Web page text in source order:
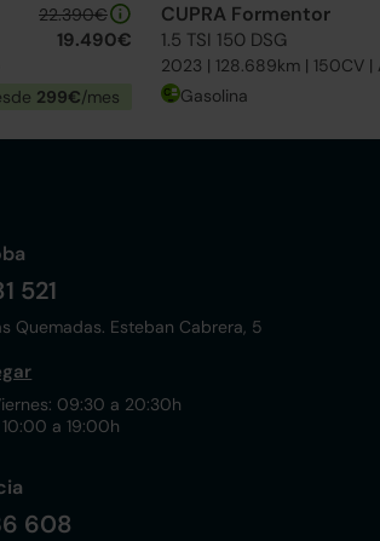
22.390€
19.490€
299€/mes
CUPRA Formentor
1.5 TSI 150 DSG
2023 | 128.689km | 150CV
Gasolina
521
Quemadas. Esteban Cabrera, 5
09:30 a 20:30h
a 19:00h
608